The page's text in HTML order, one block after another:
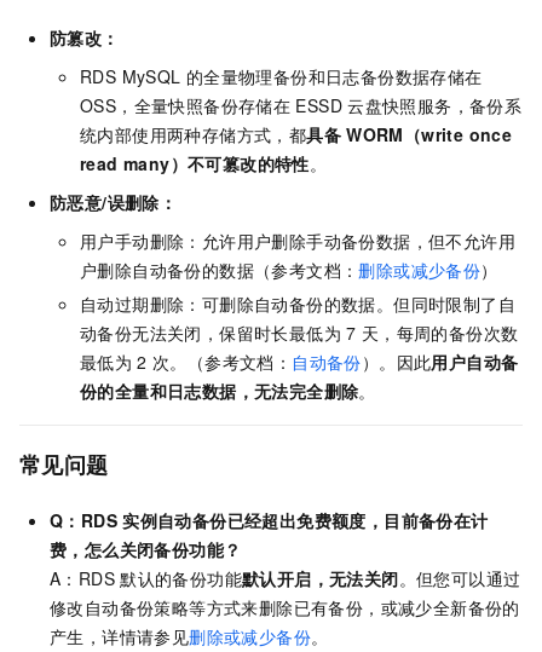
防篡改：
RDS MySQL 的全量物理备份和日志备份数据存储在
OSS，全量快照备份存储在 ESSD 云盘快照服务，备份系
统内部使用两种存储方式，都具备 WORM（write once
read many）不可篡改的特性。
防恶意/误删除：
用户手动删除：允许用户删除手动备份数据，但不允许用
户删除自动备份的数据（参考文档：删除或减少备份）
自动过期删除：可删除自动备份的数据。但同时限制了自
动备份无法关闭，保留时长最低为 7 天，每周的备份次数
最低为 2 次。（参考文档： 自动备份）。因此用户自动备
份的全量和日志数据，无法完全删除。
常见问题
Q：RDS 实例自动备份已经超出免费额度，目前备份在计
费，怎么关闭备份功能？
A：RDS 默认的备份功能默认开启，无法关闭。但您可以通过
修改自动备份策略等方式来删除已有备份，或减少全新备份的
产生，详情请参见删除或减少备份。